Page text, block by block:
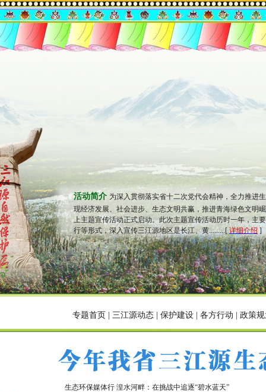
活动简介 为深入贯彻落实省十二次党代会精神，全力推进
现经济发展、社会进步、生态文明共赢，推进青海绿色文明
上主题宣传活动正式启动。此次主题宣传活动历时一年，主
行等形式，深入宣传三江源地区是长江、黄.........[详细介绍 ]
专题首页 三江源动态| 保护建设| 各方行动 政策规
生态环保媒体行 湟水河畔：在挑战中追逐“碧水蓝天”